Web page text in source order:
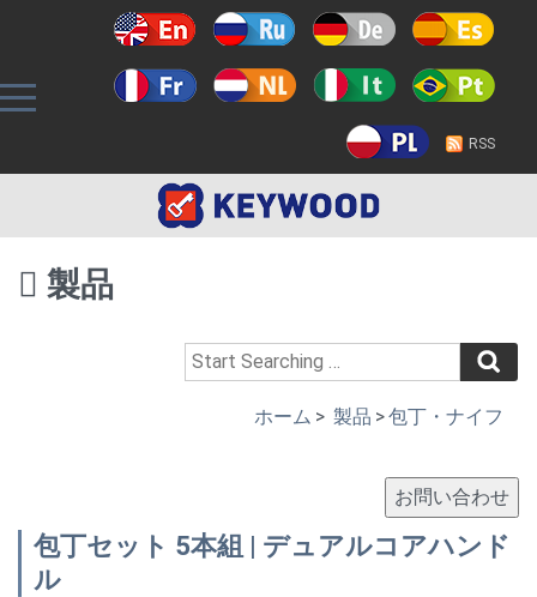
RSS
製品
ホーム > 製品 >包丁・ナイフ
包丁セット 5本組 | デュアルコアハンド
ル